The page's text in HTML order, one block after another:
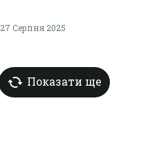
27 Серпня 2025
Показати ще